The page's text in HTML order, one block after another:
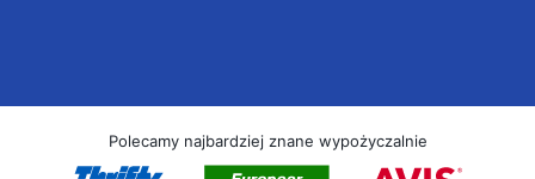
Polecamy najbardziej znane wypożyczalnie